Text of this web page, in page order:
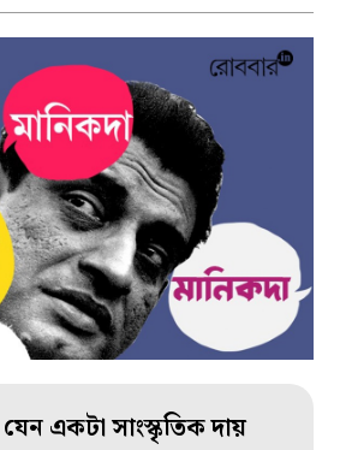
একটা সাংস্কৃতিক দায়